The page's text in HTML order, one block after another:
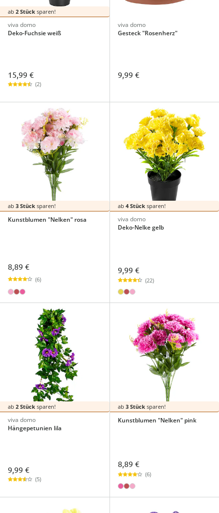
ab 2 Stück sparen!
viva domo
Deko-Fuchsie weiß
15,99 €
(2)
viva domo
Gesteck "Rosenherz"
9,99 €
ab 3 Stück sparen!
Kunstblumen "Nelken" rosa
8,89 €
(6)
ab 4 Stücksparen!
viva domo
Deko-Nelke gelb
9,99 €
(22)
ab 2 Stück sparen!
viva domo
Hängepetunien lila
9,99 €
(5)
ab 3 Stücksparen!
Kunstblumen "Nelken" pink
8,89 €
(6)